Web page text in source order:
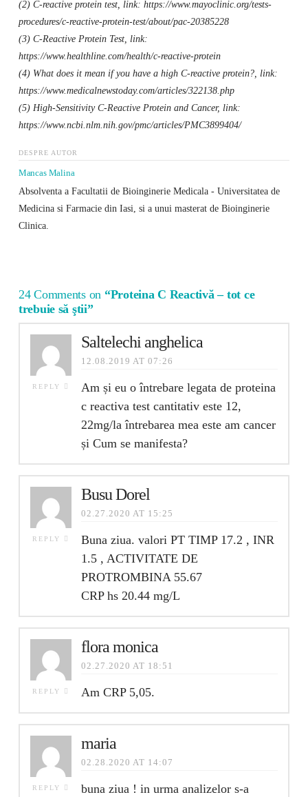
(2) C-reactive protein test, link: https://www.mayoclinic.org/tests-
procedures/c-reactive-protein-test/about/pac-20385228
(3) C-Reactive Protein Test, link:
https://www.healthline.com/health/c-reactive-protein
(4) What does it mean if you have a high C-reactive protein?, link:
https://www.medicalnewstoday.com/articles/322138.php
(5) High-Sensitivity C-Reactive Protein and Cancer, link:
https://www.ncbi.nlm.nih.gov/pmc/articles/PMC3899404/
DESPRE AUTOR
Mancas Malina
Absolventa a Facultatii de Bioinginerie Medicala - Universitatea de
Medicina si Farmacie din Iasi, si a unui masterat de Bioinginerie
Clinica.
24 Comments on “Proteina C Reactivă – tot ce
trebuie să ştii”
REPLY
Saltelechi anghelica
12.08.2019 AT 07:26
Am și eu o întrebare legata de proteina
c reactiva test cantitativ este 12,
22mg/la întrebarea mea este am cancer
și Cum se manifesta?
REPLY
Busu Dorel
02.27.2020 AT 15:25
Buna ziua. valori PT TIMP 17.2 , INR
1.5 , ACTIVITATE DE
PROTROMBINA 55.67
CRP hs 20.44 mg/L
REPLY
flora monica
02.27.2020 AT 18:51
Am CRP 5,05.
REPLY
maria
02.28.2020 AT 14:07
buna ziua ! in urma analizelor s-a